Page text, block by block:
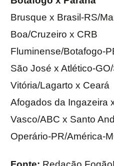
Brusque x Brasil-RS/
Boa/Cruzeiro x CRB
Fluminense/Botafogo-
São José x Atlético-
Vitória/Lagarto x Ceará
Afogados da Ingazeira
Vasco/ABC x Santo
Operário-PR/América-